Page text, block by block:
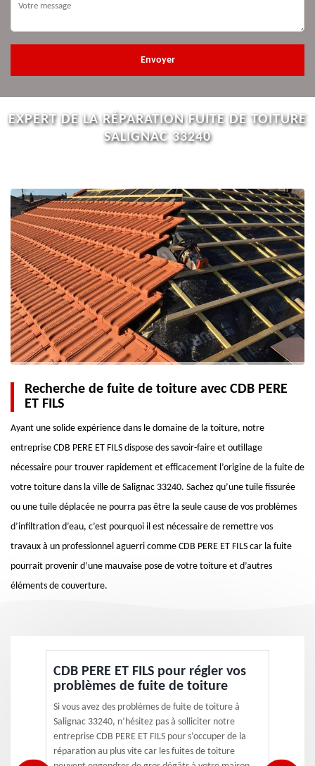
EXPERT DE LA RÉPARATION FUITE DE TOITURE
SALIGNAC 33240
Recherche de fuite de toiture avec CDB PERE
ET FILS
Ayant une solide expérience dans le domaine de la toiture, notre
entreprise CDB PERE ET FILS dispose des savoir-faire et outillage
nécessaire pour trouver rapidement et efficacement l’origine de la fuite de
votre toiture dans la ville de Salignac 33240. Sachez qu’une tuile fissurée
ou une tuile déplacée ne pourra pas être la seule cause de vos problèmes
d’infiltration d’eau, c’est pourquoi il est nécessaire de remettre vos
travaux à un professionnel aguerri comme CDB PERE ET FILS car la fuite
pourrait provenir d’une mauvaise pose de votre toiture et d’autres
éléments de couverture.
CDB PERE ET FILS pour régler vos
problèmes de fuite de toiture
Si vous avez des problèmes de fuite de toiture à
Salignac 33240, n’hésitez pas à solliciter notre
entreprise CDB PERE ET FILS pour s’occuper de la
réparation au plus vite car les fuites de toiture